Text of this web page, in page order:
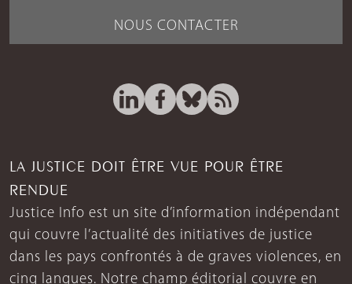
NOUS CONTACTER
LA JUSTICE DOIT ÊTRE VUE POUR ÊTRE
RENDUE
Justice Info est un site d’information indépendant
qui couvre l’actualité des initiatives de justice
dans les pays confrontés à de graves violences, en
cinq langues. Notre champ éditorial couvre en